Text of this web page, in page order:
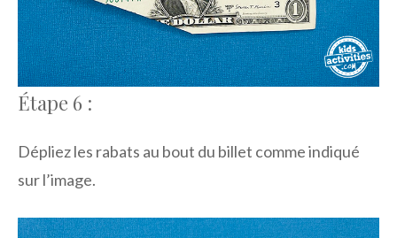
Étape 6 :
Dépliez les rabats au bout du billet comme indiqué
sur l’image.